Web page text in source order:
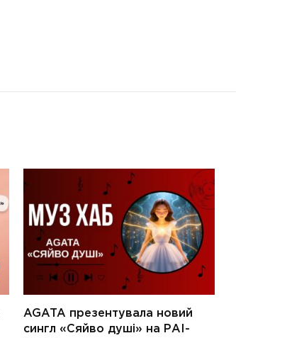
AGATA презентувала новий
сингл «Сяйво душі» на РАІ-